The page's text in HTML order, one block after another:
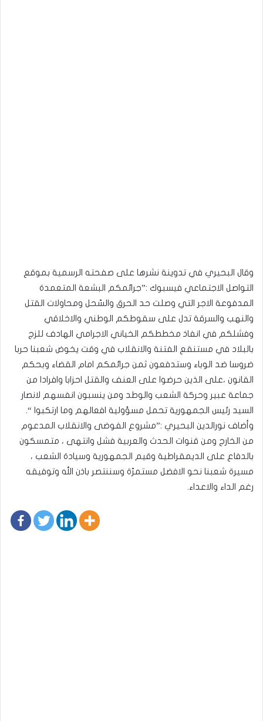
وقال البحيري في تدوينة نشرها على صفحته الرسمية بموقع
التواصل الاجتماعي فيسبوك :”جرائمكم البشعة المتعمدة
المدفوعة الاجر التي وصلت حد الحرق والسّحل ومحاولات القتل
والنهب والسرقة تدل على سقوطكم الوطني والاخلاقي
وفشلكم في انفاذ مخططكم الخياني الاجرامي الهادف للزج
بالبلاد في مستنقع الفتنة والانقلاب في وقت يخوض شعبنا حربا
ضروسا ضد الوباء وستدفعون ثمن جرائمكم امام القضاء وبحكم
القانون ،على الذين حرضوا على العنف والقتل احزابا وافرادا من
جماعة عبير وحركة الشعب والوطد ومن ينسبون انفسهم لانصار
السيد رئيس الجمهورية تحمل مسؤولية افعالهم وما ارتكبوا “.
وأضاف نورالدين البحيري :”مشروع الفوضى والانقلاب المدعوم
من الخارج ومن قنوات الحدث والعربية فشل وانتهى ، متمسكون
بالدفاع على الديمقراطية وقيم الجمهورية وسيادة الشعب ،
مسيرة شعبنا نحو الافضل مستمرّة وسننتصر باذن الله وتوفيقه
رغم الداء والاعداء.